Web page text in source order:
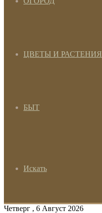
ЦВЕТЫ И РАСТЕНИЯ
БЫТ
Искать
Четверг , 6 Август 2026